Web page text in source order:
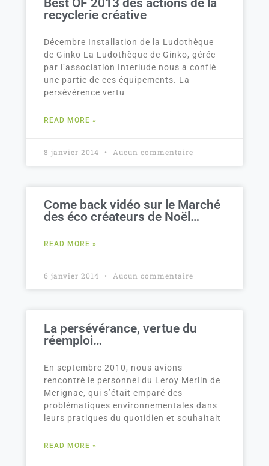
Best OF 2013 des actions de la
recyclerie créative
Décembre Installation de la Ludothèque
de Ginko La Ludothèque de Ginko, gérée
par l’association Interlude nous a confié
une partie de ces équipements. La
persévérence vertu
READ MORE »
8 janvier 2014 Aucun commentaire
Come back vidéo sur le Marché
des éco créateurs de Noël…
READ MORE »
6 janvier 2014 Aucun commentaire
La persévérance, vertue du
réemploi…
En septembre 2010, nous avions
rencontré le personnel du Leroy Merlin de
Merignac, qui s’était emparé des
problématiques environnementales dans
leurs pratiques du quotidien et souhaitait
READ MORE »